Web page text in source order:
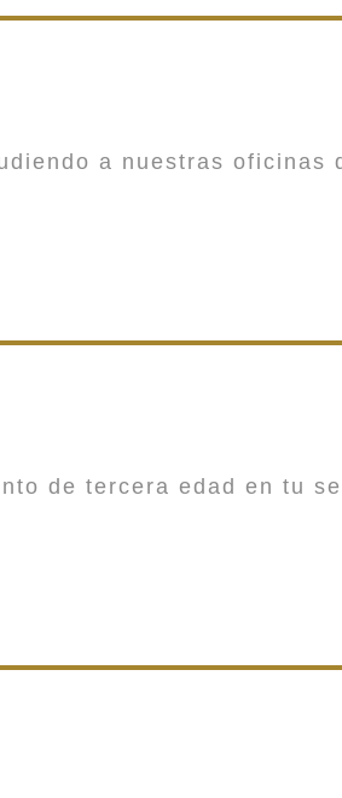
a nuestras oficinas
de tercera edad en tu